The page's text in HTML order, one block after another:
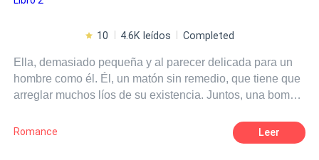
10 4.6K leídos Completed
Ella, demasiado pequeña y al parecer delicada para un
hombre como él. Él, un matón sin remedio, que tiene que
arreglar muchos líos de su existencia. Juntos, una bomba
su alrededor. Dos caminos en ascenso y descenso, un
mundo nuevo para ella, y para él un equilibrio en su caos.
Romance Leer